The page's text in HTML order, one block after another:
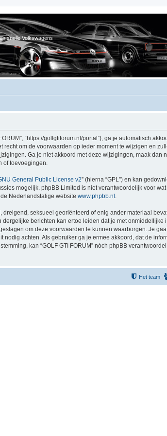
snelle Volkswagens
“https://golfgtiforum.nl/portal”), ga je automatisch
recht om de voorwaarden op ieder moment te wijzigen en
Ga je niet akkoord met deze wijzigingen, maak dan
of toevoegingen.
General Public License v2” (hierna “GPL”) en kan
mogelijk. phpBB Limited is niet verantwoordelijk voor
Nederlandstalige website www.phpbb.nl .
seksueel georiënteerd of enig ander materiaal
berichten kan ertoe leiden dat je met
om deze voorwaarden te kunnen waarborgen. Je
achten. Als gebruiker ga je ermee akkoord, dat de
kan “GOLF GTI FORUM” nóch phpBB
Het team